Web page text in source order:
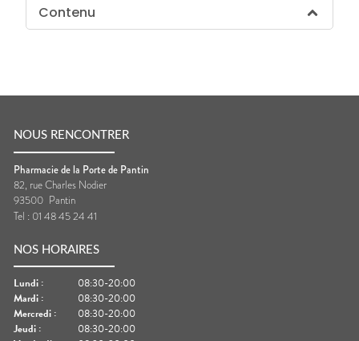
Contenu
NOUS RENCONTRER
Pharmacie de la Porte de Pantin
82, rue Charles Nodier
93500 Pantin
Tel : 01 48 45 24 41
NOS HORAIRES
Lundi :
08:30-20:00
Mardi :
08:30-20:00
Mercredi :
08:30-20:00
Jeudi :
08:30-20:00